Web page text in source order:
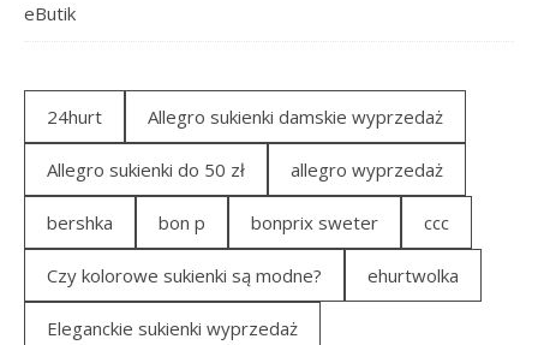
eButik
24hurt Allegro sukienki damskie wyprzedaż
Allegro sukienki do 50 zł allegro wyprzedaż
bershka bon p bonprix sweter ccc
Czy kolorowe sukienki są modne? ehurtwolka
Eleganckie sukienki wyprzedaż